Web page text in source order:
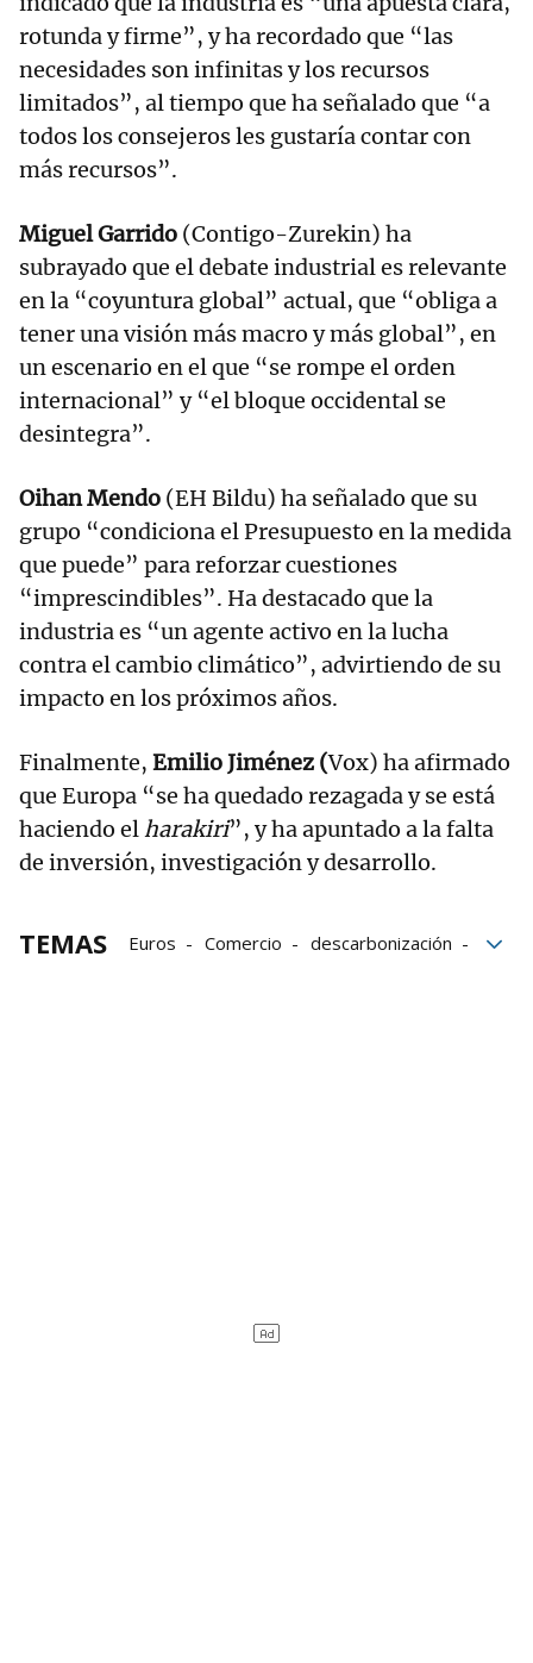
rotunda y firme”, y ha recordado que “las
necesidades son infinitas y los recursos
limitados”, al tiempo que ha señalado que “a
todos los consejeros les gustaría contar con
más recursos”.
Miguel Garrido (Contigo-Zurekin) ha
subrayado que el debate industrial es relevante
en la “coyuntura global” actual, que “obliga a
tener una visión más macro y más global”, en
un escenario en el que “se rompe el orden
internacional” y “el bloque occidental se
desintegra”.
Oihan Mendo (EH Bildu) ha señalado que su
grupo “condiciona el Presupuesto en la medida
que puede” para reforzar cuestiones
“imprescindibles”. Ha destacado que la
industria es “un agente activo en la lucha
contra el cambio climático”, advirtiendo de su
impacto en los próximos años.
Finalmente, Emilio Jiménez (Vox) ha afirmado
que Europa “se ha quedado rezagada y se está
haciendo elharakiri”, y ha apuntado a la falta
de inversión, investigación y desarrollo.
TEMAS Euros Comercio
descarbonización